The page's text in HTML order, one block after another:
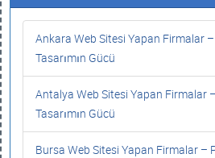
Ankara Web Sitesi Yapan Firmalar
Tasarımın Gücü
Antalya Web Sitesi Yapan Firmalar
Tasarımın Gücü
Bursa Web Sitesi Yapan Firmalar –